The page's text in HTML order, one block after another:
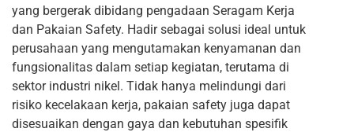
yang bergerak dibidang pengadaan Seragam Kerja
dan Pakaian Safety. Hadir sebagai solusi ideal untuk
perusahaan yang mengutamakan kenyamanan dan
fungsionalitas dalam setiap kegiatan, terutama di
sektor industri nikel. Tidak hanya melindungi dari
risiko kecelakaan kerja, pakaian safety juga dapat
disesuaikan dengan gaya dan kebutuhan spesifik